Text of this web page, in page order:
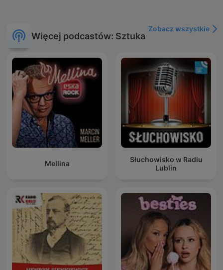
Więcej podcastów: Sztuka
Zobacz wszystkie
Mellina
Słuchowisko w Radiu
Lublin